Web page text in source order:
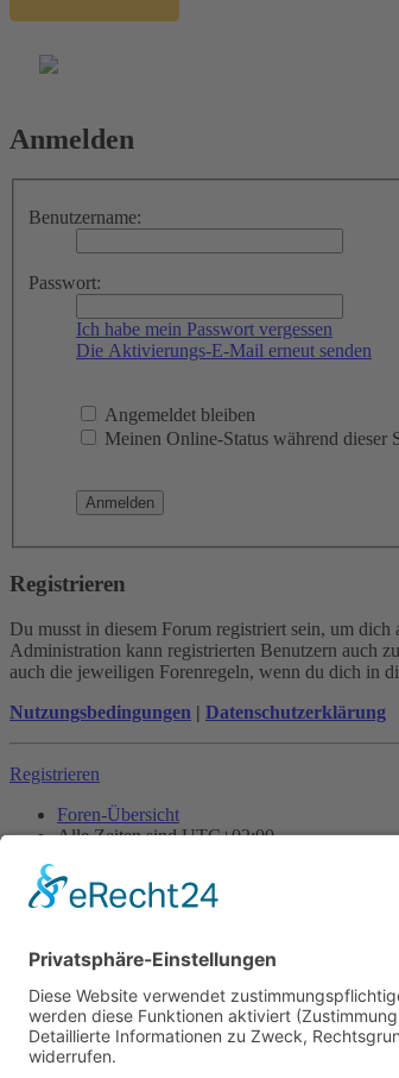
Anmelden
Benutzername:
Passwort:
Ich habe mein Passwort vergessen
Die Aktivierungs-E-Mail erneut senden
Angemeldet bleiben
Meinen Online-Status während dieser
Registrieren
Du musst in diesem Forum registriert sein, um
Administration kann registrierten Benutzern auch
auch die jeweiligen Forenregeln, wenn du dich in
Nutzungsbedingungen | Datenschutzerklärung
Registrieren
Foren-Übersicht
Alle Zeiten sindUTC+02:00
Powered byphpBB® Forum Software © phpBB
Datenschutz |Nutzungsbedingungen
Time: 0.017s| Peak Memory Usage: 10.14 MiB |